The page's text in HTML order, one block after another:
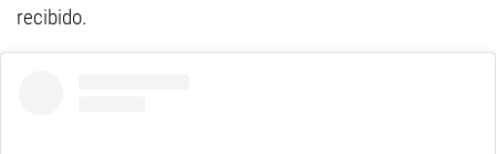
recibido.